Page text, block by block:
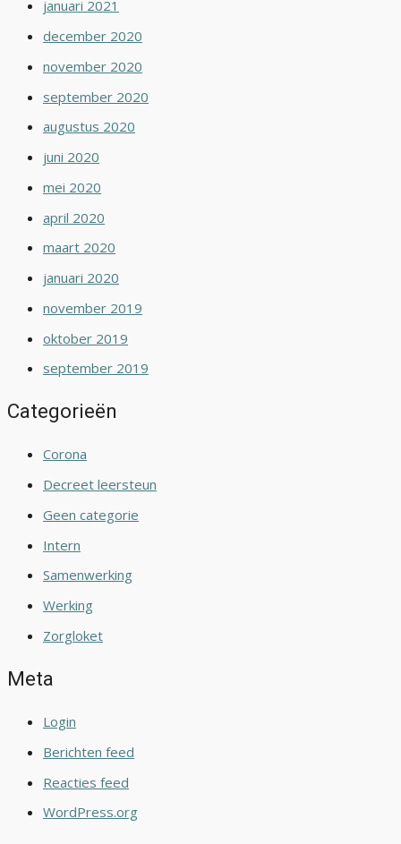
januari 2021
december 2020
november 2020
september 2020
augustus 2020
juni 2020
mei 2020
april 2020
maart 2020
januari 2020
november 2019
oktober 2019
september 2019
Categorieën
Corona
Decreet leersteun
Geen categorie
Intern
Samenwerking
Werking
Zorgloket
Meta
Login
Berichten feed
Reacties feed
WordPress.org